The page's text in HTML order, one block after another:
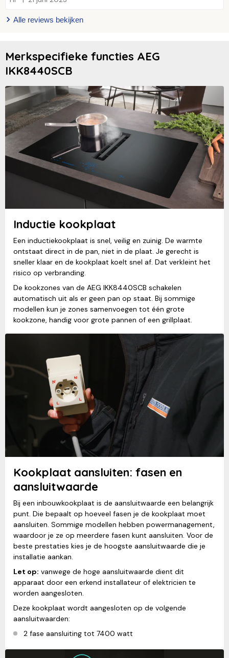
Alle reviews bekijken
Merkspecifieke functies AEG
IKK8440SCB
Inductie kookplaat
Een inductiekookplaat is snel, veilig en zuinig. De warmte
ontstaat direct in de pan, niet in de plaat. Je gerecht is
sneller klaar en de kookplaat koelt snel af. Dat verkleint het
risico op verbranding.
De kookzones van de AEG IKK8440SCB schakelen
automatisch uit als er geen pan op staat. Bij sommige
modellen kun je zones samenvoegen tot één grote
kookzone, handig voor grote pannen of een grillplaat.
Kookplaat aansluiten: fasen en
aansluitwaarde
Bij een inbouwkookplaat is de aansluitwaarde een belangrijk
punt. Die bepaalt op hoeveel fasen je de kookplaat moet
aansluiten. Sommige modellen hebben powermanagement,
waardoor je ze op meerdere fasen kunt aansluiten. Voor de
beste prestaties kies je de hoogste aansluitwaarde die je
installatie aankan.
Let op: vanwege de hoge aansluitwaarde dient dit
apparaat door een erkend installateur of elektricien te
worden aangesloten.
Deze kookplaat wordt aangesloten op de volgende
aansluitwaarden:
2 fase aansluiting tot 7400 watt